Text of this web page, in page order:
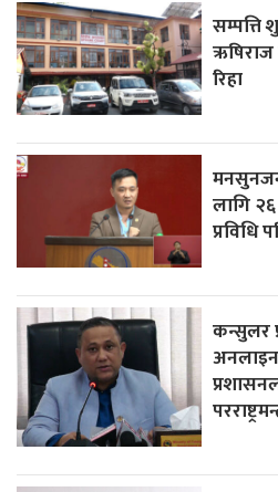
सम्पत्ति
ऋषिराज
रिहा
लागि
प्रविधि
कन्सुलर